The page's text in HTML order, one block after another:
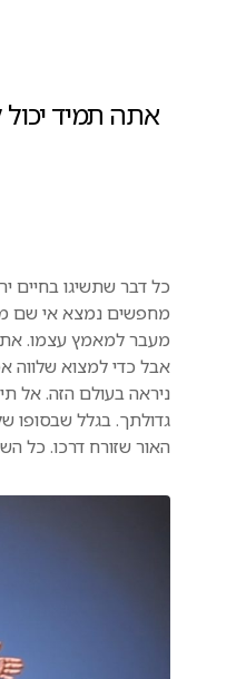
אתה תמיד
כל דבר שתשיגו בחיים
מחפשים נמצא אי שם
מעבר למאמץ עצמו.
אבל כדי למצוא שלווה
ניראה בעולם הזה. אל
גדולתך. בגלל שבסופו
האור שזורח דרכו.